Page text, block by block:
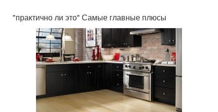
"практично ли это" Самые главные плюсы